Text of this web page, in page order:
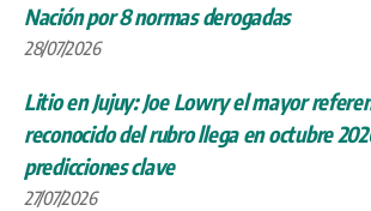
Nación por 8 normas derogadas
28/07/2026
Litio en Jujuy: Joe Lowry el mayor
reconocido del rubro llega en octubre
predicciones clave
27/07/2026